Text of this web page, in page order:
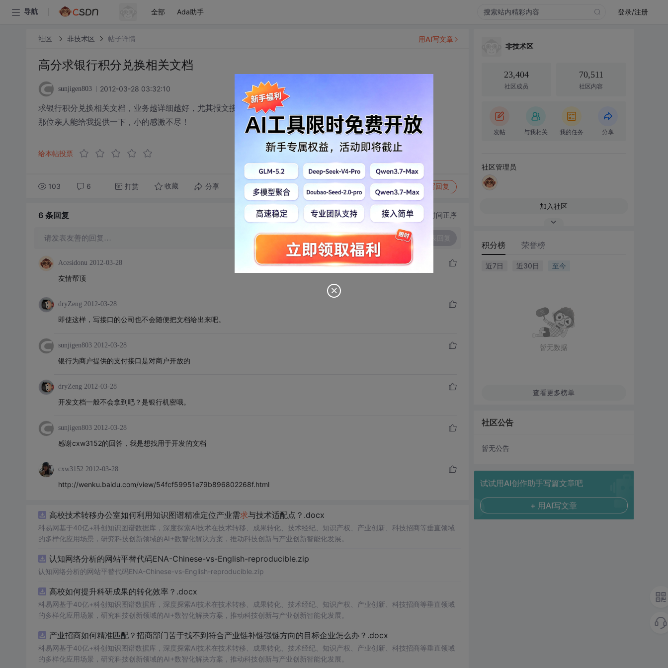
导航 全部 Ada助手 登录/注册
社区 非技术区 帖子详情
高分求银行积分兑换相关文档
sunjigen803 2012-03-28 03:32:10
求银行积分兑换相关文档，业务越详细越好，尤其报文接口方面。
那位亲人能给我提供一下，小的感激不尽！
给本帖投票
103 6 打赏 收藏 分享 转发到动态 举报 写回复
用AI写文章
6 条回复 切换为时间正序
请发表友善的回复…
Acesidonu 2012-03-28
友情帮顶
dryZeng 2012-03-28
即使这样，写接口的公司也不会随便把文档给出来吧。
sunjigen803 2012-03-28
银行为商户提供的支付接口是对商户开放的
dryZeng 2012-03-28
开发文档一般不会拿到吧？是银行机密哦。
sunjigen803 2012-03-28
感谢cxw3152的回答，我是想找用于开发的文档
cxw3152 2012-03-28
http://wenku.baidu.com/view/54fcf59951e79b896802268f.html
高校技术转移办公室如何利用知识图谱精准定位产业需求与技术适配点？.docx
科易网基于40亿+科创知识图谱数据库，深度探索AI技术在技术转移、成果转化、技术经纪、知识产权、产业创新、科技招商等垂直领域
的多样化应用场景，研究科技创新领域的AI+数智化解决方案，推动科技创新与产业创新智能化发展。
认知网络分析的网站平替代码ENA-Chinese-vs-English-reproducible.zip
认知网络分析的网站平替代码ENA-Chinese-vs-English-reproducible.zip
高校如何提升科研成果的转化效率？.docx
科易网基于40亿+科创知识图谱数据库，深度探索AI技术在技术转移、成果转化、技术经纪、知识产权、产业创新、科技招商等垂直领域
的多样化应用场景，研究科技创新领域的AI+数智化解决方案，推动科技创新与产业创新智能化发展。
产业招商如何精准匹配？招商部门苦于找不到符合产业链补链强链方向的目标企业怎么办？.docx
科易网基于40亿+科创知识图谱数据库，深度探索AI技术在技术转移、成果转化、技术经纪、知识产权、产业创新、科技招商等垂直领域
的多样化应用场景，研究科技创新领域的AI+数智化解决方案，推动科技创新与产业创新智能化发展。
非技术区
23,404
社区成员
70,511
社区内容
发帖 与我相关 我的任务 分享
社区管理员
加入社区
积分榜 荣誉榜
近7日 近30日 至今
暂无数据
查看更多榜单
社区公告
暂无公告
试试用AI创作助手写篇文章吧
+ 用AI写文章